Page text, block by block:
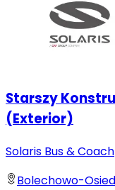
Starszy
(Exterior)
Solaris Bus & Coach
Bolechowo-